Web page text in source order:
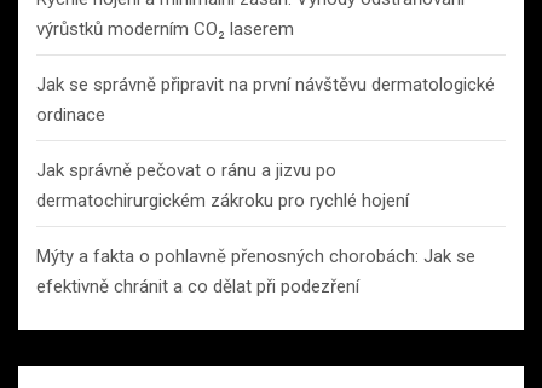
výrůstků moderním CO₂ laserem
Jak se správně připravit na první návštěvu dermatologické
ordinace
Jak správně pečovat o ránu a jizvu po
dermatochirurgickém zákroku pro rychlé hojení
Mýty a fakta o pohlavně přenosných chorobách: Jak se
efektivně chránit a co dělat při podezření